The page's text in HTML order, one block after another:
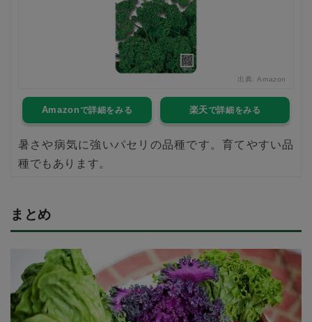
出典: Amazon
Amazon 楽天
暑さや病気に強いパセリの品種です。育てやすい品
種でもあります。
まとめ